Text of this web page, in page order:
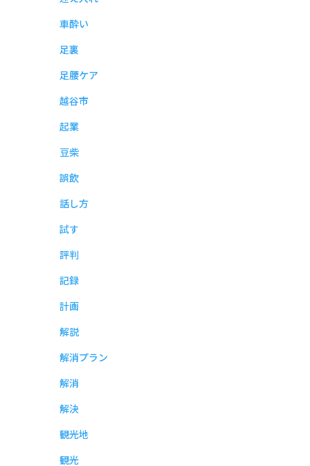
車酔い
足裏
足腰ケア
越谷市
起業
豆柴
誤飲
話し方
試す
評判
記録
計画
解説
解消プラン
解消
解決
観光地
観光